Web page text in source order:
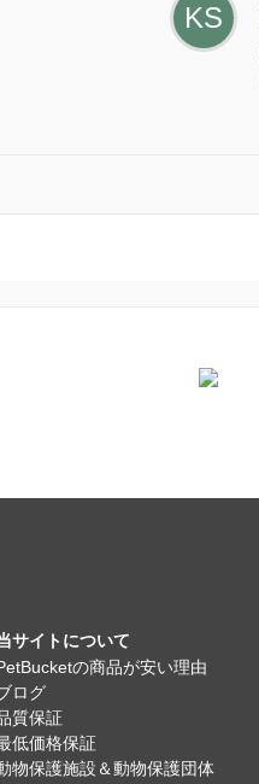
KS
サイトについて
の商品が安い理由
ログ
質保証
低価格保証
物保護施設＆動物保護団体